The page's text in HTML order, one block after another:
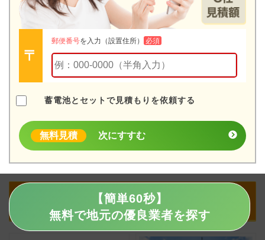
郵便番号を入力（設置住所） 必須
蓄電池とセットで見積もりを依頼する
無料見積 次にすすむ
【簡単60秒】
無料で地元の優良業者を探す